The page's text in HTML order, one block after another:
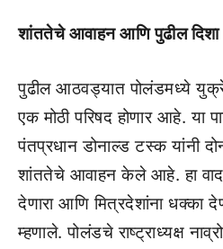
शांततेचे आवाहन आणि पुढील दिशा
पुढील आठवड्यात पोलंडमध्ये
एक मोठी परिषद होणार आहे. या
पंतप्रधान डोनाल्ड टस्क यांनी
शांततेचे आवाहन केले आहे. हा
देणारा आणि मित्रदेशांना
म्हणाले. पोलंडचे राष्ट्राध्यक्ष